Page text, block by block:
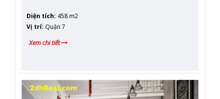
Diện tích: 458 m2
Vị trí: Quận 7
Xem chi tiết